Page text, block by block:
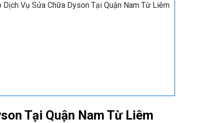
Vụ Sửa Chữa Dyson Tại Quận Nam Từ Liêm
Tại Quận Nam Từ Liêm